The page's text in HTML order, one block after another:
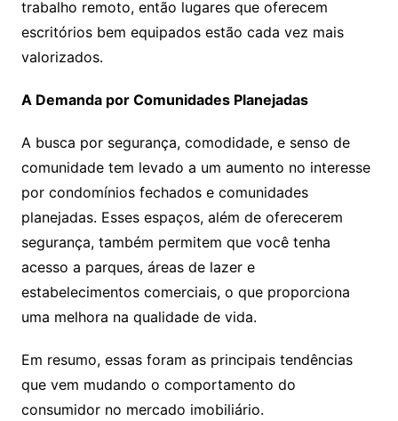
trabalho remoto, então lugares que oferecem
escritórios bem equipados estão cada vez mais
valorizados.
A Demanda por Comunidades Planejadas
A busca por segurança, comodidade, e senso de
comunidade tem levado a um aumento no interesse
por condomínios fechados e comunidades
planejadas. Esses espaços, além de oferecerem
segurança, também permitem que você tenha
acesso a parques, áreas de lazer e
estabelecimentos comerciais, o que proporciona
uma melhora na qualidade de vida.
Em resumo, essas foram as principais tendências
que vem mudando o comportamento do
consumidor no mercado imobiliário.